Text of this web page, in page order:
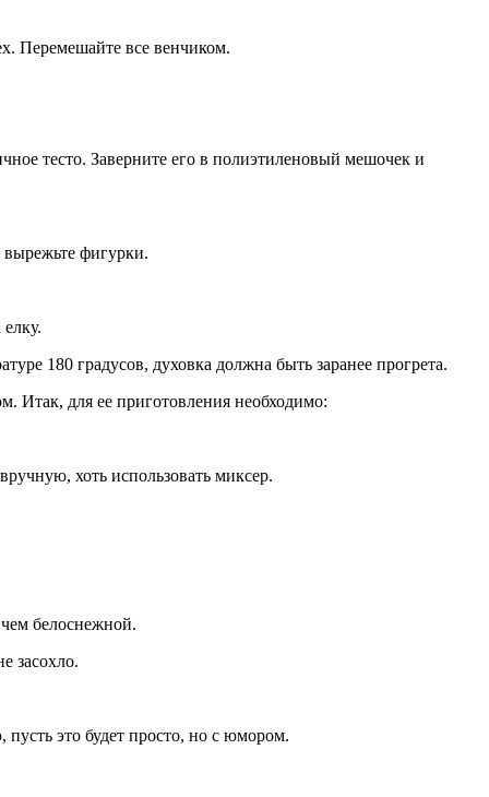
Перемешайте все венчиком.
тесто. Заверните его в полиэтиленовый мешочек и
фигурки.
180 градусов, духовка должна быть заранее прогрета.
Итак, для ее приготовления необходимо:
хоть использовать миксер.
белоснежной.
засохло.
это будет просто, но с юмором.